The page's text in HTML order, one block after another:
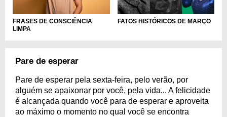
FRASES DE CONSCIÊNCIA
LIMPA
FATOS HISTÓRICOS DE MARÇO
Pare de esperar
Pare de esperar pela sexta-feira, pelo verão, por
alguém se apaixonar por você, pela vida... A felicidade
é alcançada quando você para de esperar e aproveita
ao máximo o momento no qual você se encontra